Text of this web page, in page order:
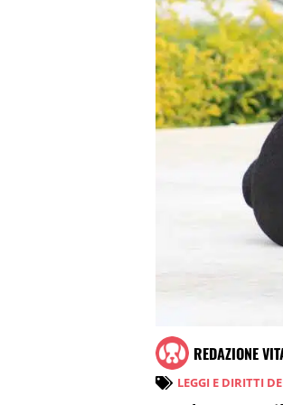
REDAZIONE
LEGGI E DIRITTI